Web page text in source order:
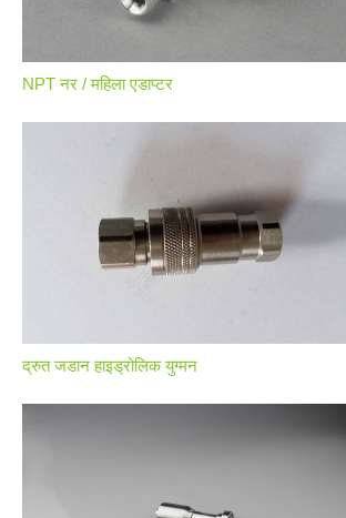
NPT नर / महिला एडाप्टर
द्रुत जडान हाइड्रोलिक युग्मन